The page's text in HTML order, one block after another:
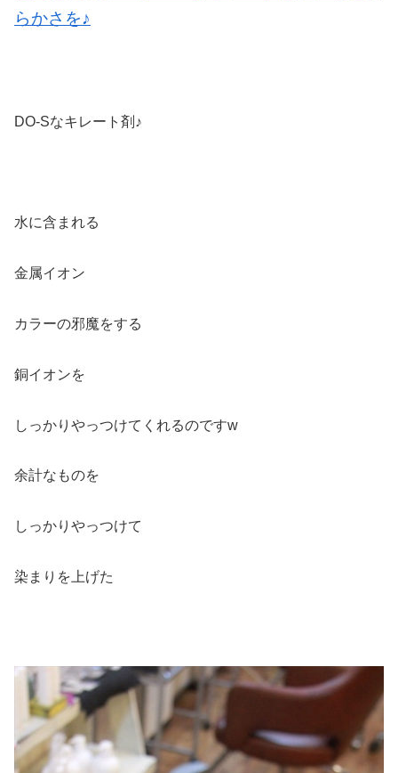
らかさを♪
DO-Sなキレート剤♪
水に含まれる
金属イオン
カラーの邪魔をする
銅イオンを
しっかりやっつけてくれるのですw
余計なものを
しっかりやっつけて
染まりを上げた